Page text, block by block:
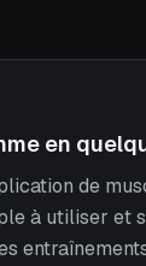
en
de
à utiliser et